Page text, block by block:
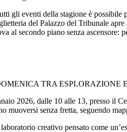
gli eventi della stagione è
del Palazzo del Tribunale
al secondo piano senza ascensore:
TRA
2026, dalle 10 alle 13, presso il
muoversi senza fretta, seguendo
creativo pensato come